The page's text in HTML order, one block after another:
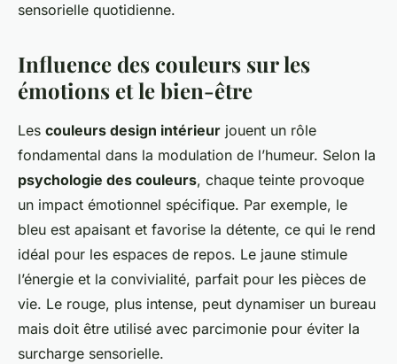
sensorielle quotidienne.
Influence des couleurs sur les
émotions et le bien-être
Les couleurs design intérieur jouent un rôle
fondamental dans la modulation de l’humeur. Selon la
psychologie des couleurs, chaque teinte provoque
un impact émotionnel spécifique. Par exemple, le
bleu est apaisant et favorise la détente, ce qui le rend
idéal pour les espaces de repos. Le jaune stimule
l’énergie et la convivialité, parfait pour les pièces de
vie. Le rouge, plus intense, peut dynamiser un bureau
mais doit être utilisé avec parcimonie pour éviter la
surcharge sensorielle.